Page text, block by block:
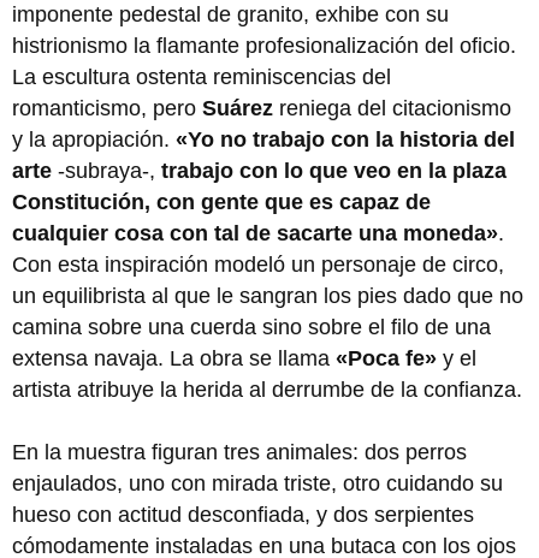
imponente pedestal de granito, exhibe con su
histrionismo la flamante profesionalización del oficio.
La escultura ostenta reminiscencias del
romanticismo, pero Suárez reniega del citacionismo
y la apropiación. «Yo no trabajo con la historia del
arte -subraya-, trabajo con lo que veo en la plaza
Constitución, con gente que es capaz de
cualquier cosa con tal de sacarte una moneda».
Con esta inspiración modeló un personaje de circo,
un equilibrista al que le sangran los pies dado que no
camina sobre una cuerda sino sobre el filo de una
extensa navaja. La obra se llama «Poca fe» y el
artista atribuye la herida al derrumbe de la confianza.
En la muestra figuran tres animales: dos perros
enjaulados, uno con mirada triste, otro cuidando su
hueso con actitud desconfiada, y dos serpientes
cómodamente instaladas en una butaca con los ojos